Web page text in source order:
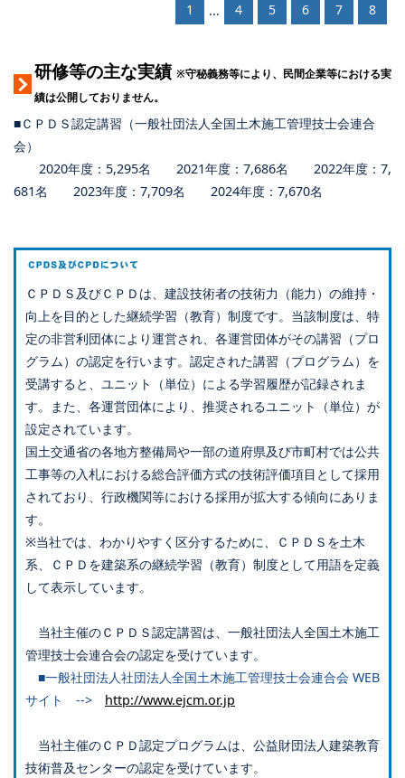
1 ... 4 5 6 7 8
研修等の主な実績 ※守秘義務等により、民間企業等における実
績は公開しておりません。
■ＣＰＤＳ認定講習（一般社団法人全国土木施工管理技士会連合
会）
2020年度：5,295名 2021年度：7,686名 2022年度：7,
681名 2023年度：7,709名 2024年度：7,670名
ＣＰＤＳ及びＣＰＤは、建設技術者の技術力（能力）の維持・
向上を目的とした継続学習（教育）制度です。当該制度は、特
定の非営利団体により運営され、各運営団体がその講習（プロ
グラム）の認定を行います。認定された講習（プログラム）を
受講すると、ユニット（単位）による学習履歴が記録されま
す。また、各運営団体により、推奨されるユニット（単位）が
設定されています。
国土交通省の各地方整備局や一部の道府県及び市町村では公共
工事等の入札における総合評価方式の技術評価項目として採用
されており、行政機関等における採用が拡大する傾向にありま
す。
※当社では、わかりやすく区分するために、ＣＰＤＳを土木
系、ＣＰＤを建築系の継続学習（教育）制度として用語を定義
して表示しています。
当社主催のＣＰＤＳ認定講習は、一般社団法人全国土木施工
管理技士会連合会の認定を受けています。
■一般社団法人社団法人全国土木施工管理技士会連合会 WEB
サイト --> http://www.ejcm.or.jp
当社主催のＣＰＤ認定プログラムは、公益財団法人建築教育
技術普及センターの認定を受けています。